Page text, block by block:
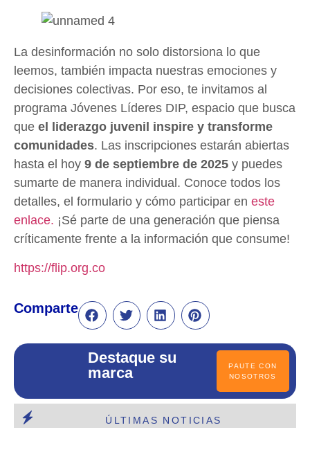
Comparte
Destaque su
marca
PAUTE CON
NOSOTROS
ÚLTIMAS NOTICIAS
La desinformación no solo distorsiona lo que
leemos, también impacta nuestras emociones y
decisiones colectivas. Por eso, te invitamos al
programa Jóvenes Líderes DIP, espacio que busca
que el liderazgo juvenil inspire y transforme
comunidades. Las inscripciones estarán abiertas
hasta el hoy 9 de septiembre de 2025 y puedes
sumarte de manera individual. Conoce todos los
detalles, el formulario y cómo participar en este
enlace. ¡Sé parte de una generación que piensa
críticamente frente a la información que consume!
https://flip.org.co